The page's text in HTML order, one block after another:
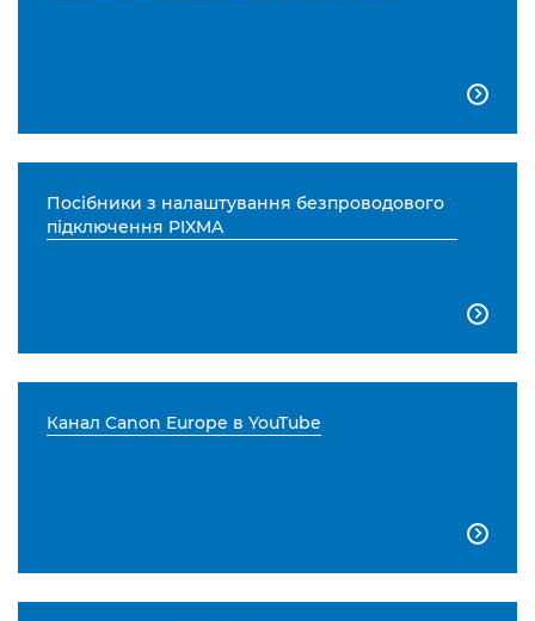

Посібники з налаштування безпроводового
підключення PIXMA

Канал Canon Europe в YouTube
